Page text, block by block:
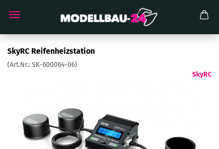
SkyRC Reifenheizstation
(Art.Nr.: SK-600064-06)
SkyRC